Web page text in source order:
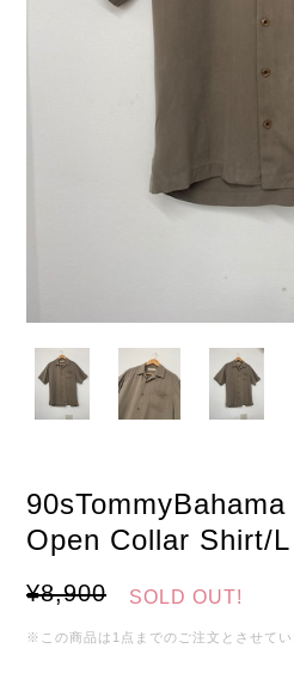
Open Collar Shirt/L
¥8,900 SOLD OUT!
※この商品は1点までのご注文とさせてい